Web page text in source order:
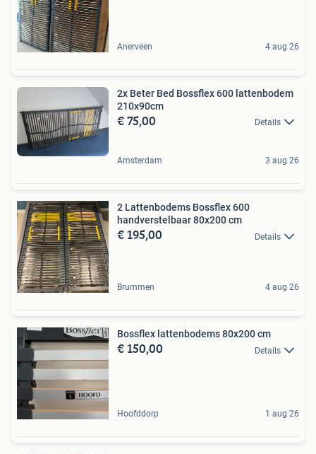
Anerveen 4 aug 26
2x Beter Bed Bossflex 600 lattenbodem
210x90cm
€ 75,00 Details
Amsterdam 3 aug 26
2 Lattenbodems Bossflex 600
handverstelbaar 80x200 cm
€ 195,00 Details
Brummen 4 aug 26
Bossflex lattenbodems 80x200 cm
€ 150,00 Details
Hoofddorp 1 aug 26